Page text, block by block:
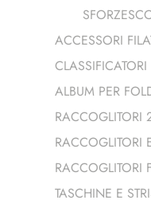
ACCESSORI
ALBUM PER
RACCOGLITORI
RACCOGLITORI
RACCOGLITORI
TASCHINE E